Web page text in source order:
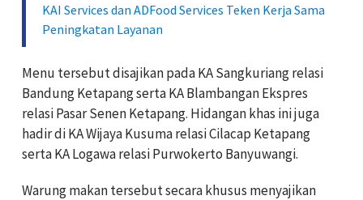
KAI Services dan ADFood Services Teken Kerja Sama
Peningkatan Layanan
Menu tersebut disajikan pada KA Sangkuriang relasi
Bandung Ketapang serta KA Blambangan Ekspres
relasi Pasar Senen Ketapang. Hidangan khas ini juga
hadir di KA Wijaya Kusuma relasi Cilacap Ketapang
serta KA Logawa relasi Purwokerto Banyuwangi.
Warung makan tersebut secara khusus menyajikan